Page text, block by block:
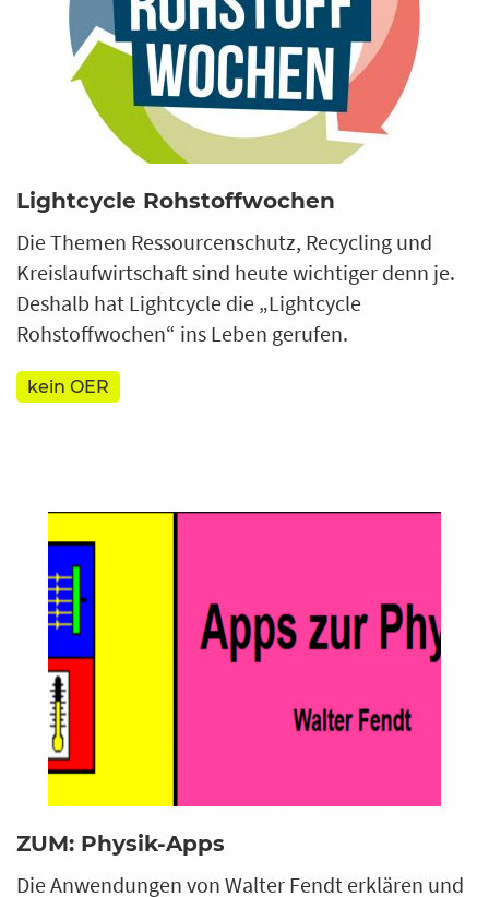
Lightcycle Rohstoffwochen
Die Themen Ressourcenschutz, Recycling und
Kreislaufwirtschaft sind heute wichtiger denn je.
Deshalb hat Lightcycle die „Lightcycle
Rohstoffwochen“ ins Leben gerufen.
kein OER
ZUM: Physik-Apps
Die Anwendungen von Walter Fendt erklären und